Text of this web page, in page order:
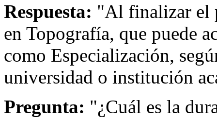
Respuesta: "Al finalizar el
en Topografía, que puede
como Especialización,
universidad o institución
Pregunta: "¿Cuál es la